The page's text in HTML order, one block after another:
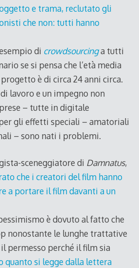
e trama, reclutato gli
che non: tutti hanno
di crowdsourcinga tutti
se si pensa che l’età media
è di circa 24 anni circa.
lavoro e un impegno non
– tutte in digitale
gli effetti speciali – amatoriali
– sono nati i problemi.
sceneggiatore di Damnatus,
che i creatori del film hanno
a portare il film davanti a un
è dovuto al fatto che
nonostante le lunghe trattative
permesso perché il film sia
quanto si legge dalla lettera